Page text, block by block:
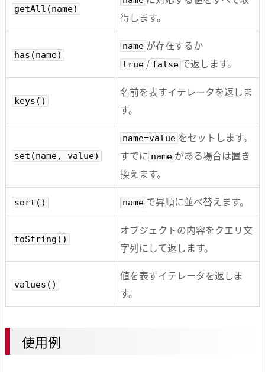
getAll(name)
得します。
has(name)
name が存在するか
true / false で返します。
keys()
名前を表すイテレータを返しま
す。
set(name, value)
name=value をセットします。
すでに name がある場合は置き
換えます。
sort() name で昇順に並べ替えます。
toString()
オブジェクトの内容をクエリ文
字列にして返します。
values()
値を表すイテレータを返しま
す。
使用例